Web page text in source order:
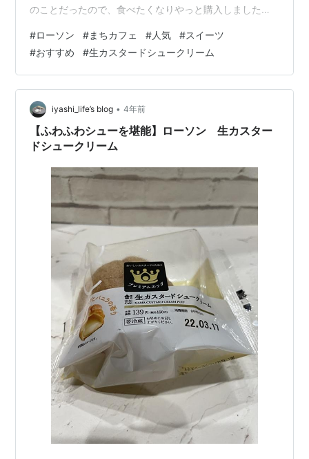
のことだったので、食べたくなりやっと購入しましたの
ム この生カスタードシュークリームの一番重要と言って
も過言ではない生カスタードの部分ですが、今までのカ
スタードシュークリームとは違い、プレミアムエッグを
使用しています。 そのため、卵の風味が強く、すっきり
とした滑らかなクリームに仕上がっています。 しっかり
としたシューパフ 生カスタードクリ…
#ローソン #まちカフェ #人気 #スイーツ
#おすすめ #生カスタードシュークリーム
iyashi_life’s blog • 4年前
【ふわふわシューを堪能】ローソン 生カスター
ドシュークリーム